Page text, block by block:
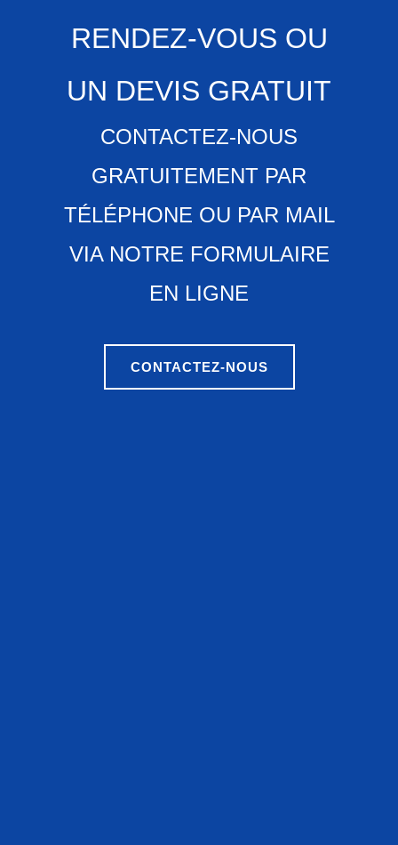
RENDEZ-VOUS OU
UN DEVIS GRATUIT
CONTACTEZ-NOUS
GRATUITEMENT PAR
TÉLÉPHONE OU PAR MAIL
VIA NOTRE FORMULAIRE
EN LIGNE
CONTACTEZ-NOUS